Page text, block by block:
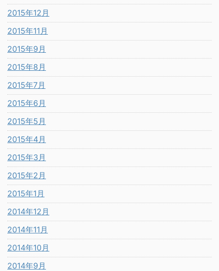
2015年12月
2015年11月
2015年9月
2015年8月
2015年7月
2015年6月
2015年5月
2015年4月
2015年3月
2015年2月
2015年1月
2014年12月
2014年11月
2014年10月
2014年9月